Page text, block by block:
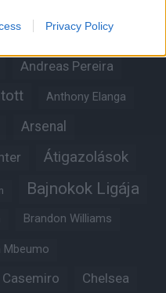
Privacy Policy
Andreas Pereira
Anthony Elanga
Arsenal
Átigazolások
Bajnokok Ligája
Brandon Williams
Mbeumo
Casemiro Chelsea